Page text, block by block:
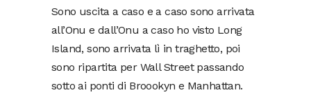
Sono uscita a caso e a caso sono arrivata
all’Onu e dall’Onu a caso ho visto Long
Island, sono arrivata lì in traghetto, poi
sono ripartita per Wall Street passando
sotto ai ponti di Broookyn e Manhattan.